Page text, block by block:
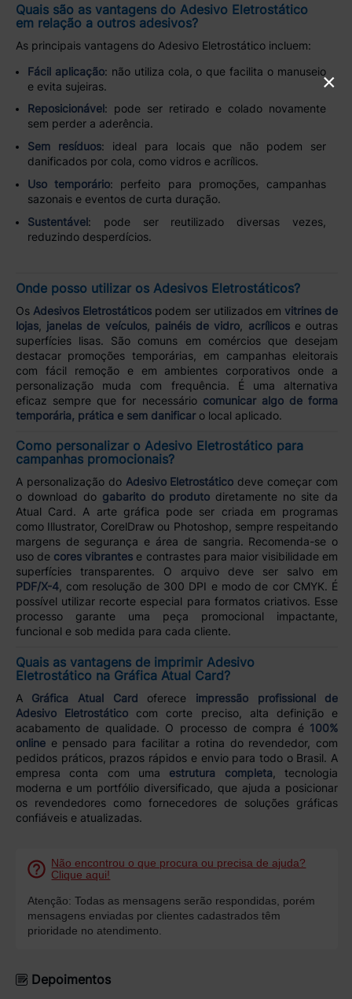
Quais são as vantagens do Adesivo Eletrostático
em relação a outros adesivos?
As principais vantagens do Adesivo Eletrostático incluem:
Fácil aplicação: não utiliza cola, o que facilita o manuseio
e evita sujeiras.
Reposicionável : pode ser retirado e colado novamente
sem perder a aderência.
Sem resíduos: ideal para locais que não podem ser
danificados por cola, como vidros e acrílicos.
Uso temporário: perfeito para promoções, campanhas
sazonais e eventos de curta duração.
Sustentável : pode ser reutilizado diversas vezes,
reduzindo desperdícios.
Onde posso utilizar os Adesivos Eletrostáticos?
Os Adesivos Eletrostáticos podem ser utilizados emvitrines de
lojas, janelas de veículos, painéis de vidro acrílicose outras
superfícies lisas. São comuns em comércios que desejam
destacar promoções temporárias, em campanhas eleitorais
com fácil remoção e em ambientes corporativos onde a
personalização muda com frequência. É uma alternativa
eficaz sempre que for necessário comunicar algo de forma
temporária, prática e sem danificaro local aplicado.
Como personalizar o Adesivo Eletrostático para
campanhas promocionais?
A personalização do Adesivo Eletrostático deve começar com
o download do gabarito do produto diretamente no site da
Atual Card. A arte gráfica pode ser criada em programas
como Illustrator, CorelDraw ou Photoshop, sempre respeitando
margens de segurança e área de sangria. Recomenda-se o
uso de cores vibrantes e contrastes para maior visibilidade em
superfícies transparentes. O arquivo deve ser salvo em
PDF/X-4, com resolução de 300 DPI e modo de cor CMYK. É
possível utilizar recorte especial para formatos criativos. Esse
processo garante uma peça promocional impactante,
funcional e sob medida para cada cliente.
Quais as vantagens de imprimir Adesivo
Eletrostático na Gráfica Atual Card?
A Gráfica Atual Card oferece impressão profissional de
Adesivo Eletrostático com corte preciso, alta definição e
acabamento de qualidade. O processo de compra é 100%
onlinee pensado para facilitar a rotina do revendedor, com
pedidos práticos, prazos rápidos e envio para todo o Brasil. A
empresa conta com uma estrutura completa, tecnologia
moderna e um portfólio diversificado, que ajuda a posicionar
os revendedores como fornecedores de soluções gráficas
confiáveis e atualizadas.
Não encontrou o que procura ou precisa de ajuda?
Clique aqui!
Atenção: Todas as mensagens serão respondidas, porém
mensagens enviadas por clientes cadastrados têm
prioridade no atendimento.
Depoimentos
×